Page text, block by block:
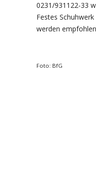
0231/931122-33
Festes
werden
Foto: BfG